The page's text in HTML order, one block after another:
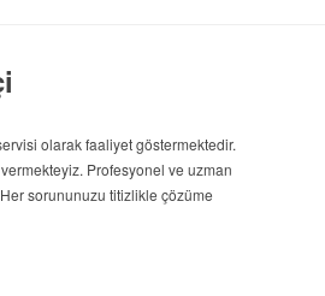
olarak faaliyet göstermektedir.
Profesyonel ve uzman
sorununuzu titizlikle çözüme